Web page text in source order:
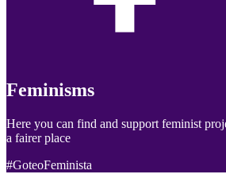
Feminisms
Here you can find and support feminist
a fairer place
#GoteoFeminista